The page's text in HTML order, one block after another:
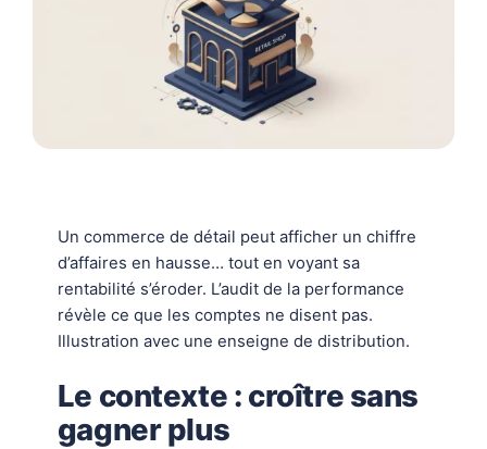
Un commerce de détail peut afficher un chiffre
d’affaires en hausse… tout en voyant sa
rentabilité s’éroder. L’audit de la performance
révèle ce que les comptes ne disent pas.
Illustration avec une enseigne de distribution.
Le contexte : croître sans
gagner plus